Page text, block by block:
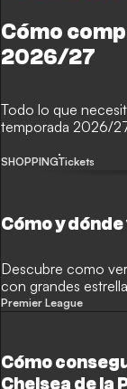
Cómo
2026/27
Todo lo que
temporada 2026/
SHOPPINGTickets
Cómo y
Descubre como
con grandes
Premier League
Cómo
Chelsea de la